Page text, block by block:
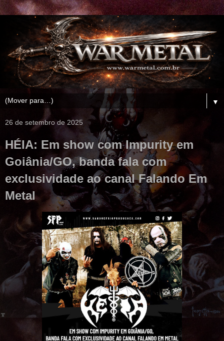
▼
26 de setembro de 2025
HÉIA: Em show com Impurity em
Goiânia/GO, banda fala com
exclusividade ao canal Falando Em
Metal